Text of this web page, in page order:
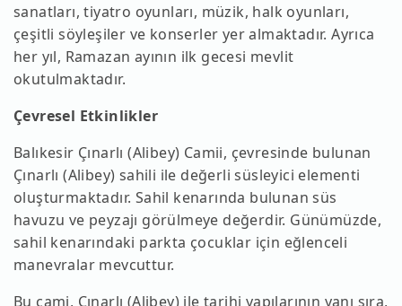
sanatları, tiyatro oyunları, müzik, halk oyunları,
çeşitli söyleşiler ve konserler yer almaktadır. Ayrıca
her yıl, Ramazan ayının ilk gecesi mevlit
okutulmaktadır.
Çevresel Etkinlikler
Balıkesir Çınarlı (Alibey) Camii, çevresinde bulunan
Çınarlı (Alibey) sahili ile değerli süsleyici elementi
oluşturmaktadır. Sahil kenarında bulunan süs
havuzu ve peyzajı görülmeye değerdir. Günümüzde,
sahil kenarındaki parkta çocuklar için eğlenceli
manevralar mevcuttur.
Bu cami, Çınarlı (Alibey) ile tarihi yapılarının yanı sıra,